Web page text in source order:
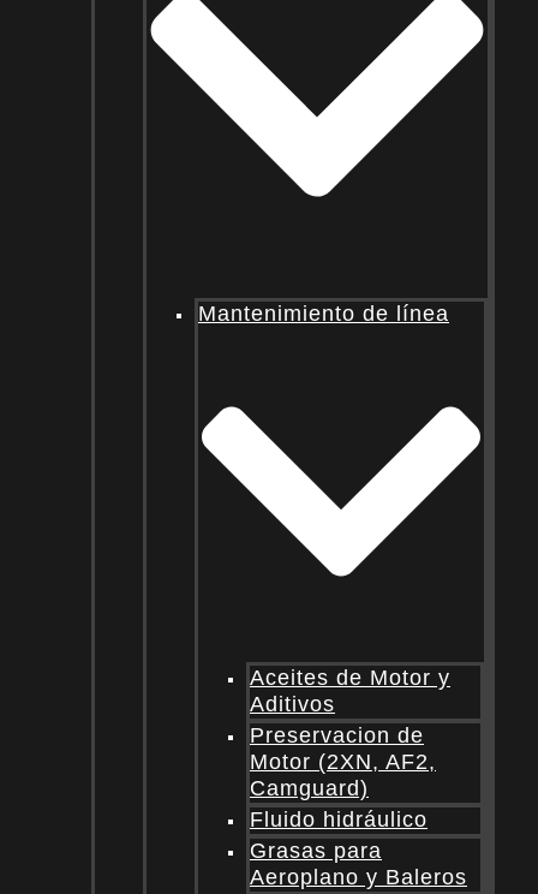
Mantenimiento de línea
Aceites de Motor y
Aditivos
Preservacion de
Motor (2XN, AF2,
Camguard)
Fluido hidráulico
Grasas para
Aeroplano y Baleros